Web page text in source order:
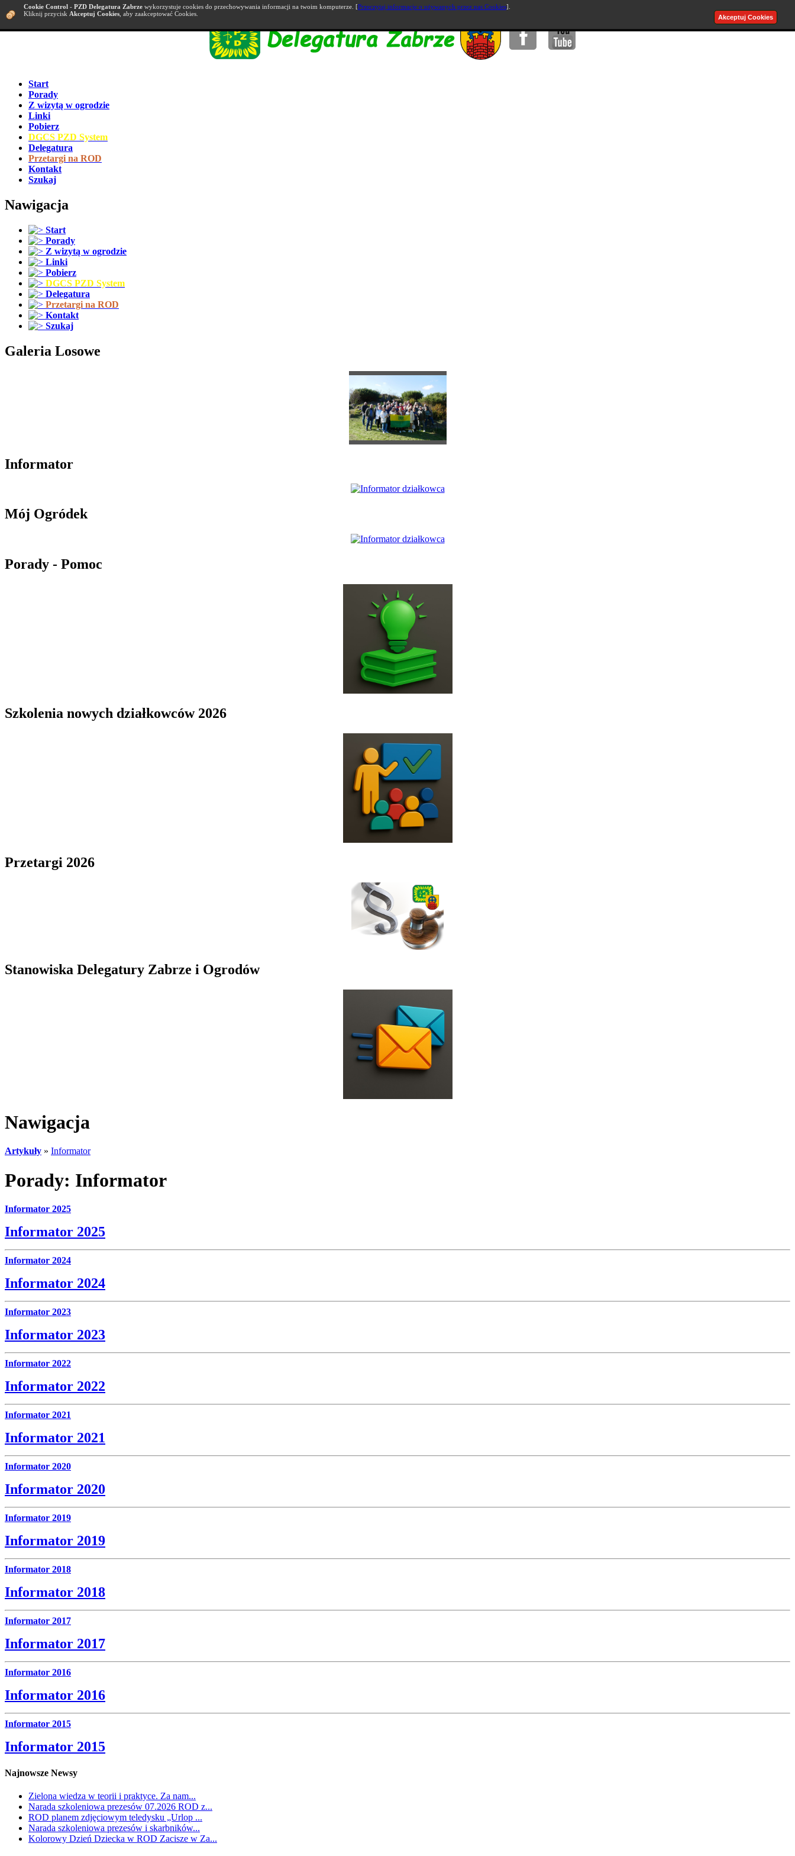
Start
Porady
Z wizytą w ogrodzie
Linki
Pobierz
DGCS PZD System
Delegatura
Przetargi na ROD
Kontakt
Szukaj
Nawigacja
Start
Porady
Z wizytą w ogrodzie
Linki
Pobierz
DGCS PZD System
Delegatura
Przetargi na ROD
Kontakt
Szukaj
Galeria Losowe
Informator
Mój Ogródek
Porady - Pomoc
Szkolenia nowych działkowców 2026
Przetargi 2026
Stanowiska Delegatury Zabrze i Ogrodów
Cookie Control - PZD Delegatura Zabrze wykorzystuje cookies do przechowywania informacji na twoim komputerze. [Przeczytaj informacje o używanych przez nas Cookies].
Kliknij przycisk Akceptuj Cookies , aby zaakceptować Cookies.
Nawigacja
Artykuły » Informator
Porady: Informator
Informator 2025
Informator 2025
Informator 2024
Informator 2024
Informator 2023
Informator 2023
Informator 2022
Informator 2022
Informator 2021
Informator 2021
Informator 2020
Informator 2020
Informator 2019
Informator 2019
Informator 2018
Informator 2018
Informator 2017
Informator 2017
Informator 2016
Informator 2016
Informator 2015
Informator 2015
Najnowsze Newsy
Zielona wiedza w teorii i praktyce. Za nam...
Narada szkoleniowa prezesów 07.2026 ROD z...
ROD planem zdjęciowym teledysku „Urlop ...
Narada szkoleniowa prezesów i skarbników...
Kolorowy Dzień Dziecka w ROD Zacisze w Za...